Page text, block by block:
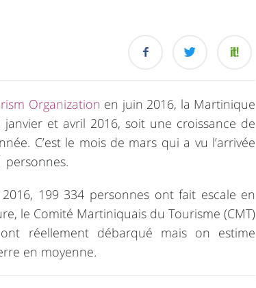
Organization en juin 2016, la Martinique
et avril 2016, soit une croissance de
C’est le mois de mars qui a vu l’arrivée
personnes.
199 334 personnes ont fait escale en
le Comité Martiniquais du Tourisme (CMT)
réellement débarqué mais on estime
en moyenne.